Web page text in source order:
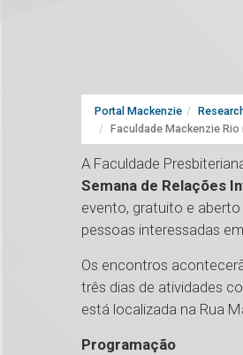
Portal Mackenzie
Faculdade Mackenzie
A Faculdade
Semana de Relações
evento, gratuito e
pessoas interessadas
Os encontros
três dias de atividades
está localizada na Rua
Programação